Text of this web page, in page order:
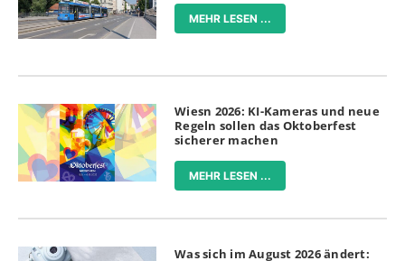
MEHR LESEN ...
Wiesn 2026: KI-Kameras und neue
Regeln sollen das Oktoberfest
sicherer machen
MEHR LESEN ...
Was sich im August 2026 ändert: